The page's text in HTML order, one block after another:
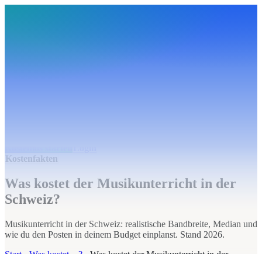
Kostenfakten
Was kostet der Musikunterricht in der
Schweiz?
Musikunterricht in der Schweiz: realistische Bandbreite, Median und
wie du den Posten in deinem Budget einplanst. Stand 2026.